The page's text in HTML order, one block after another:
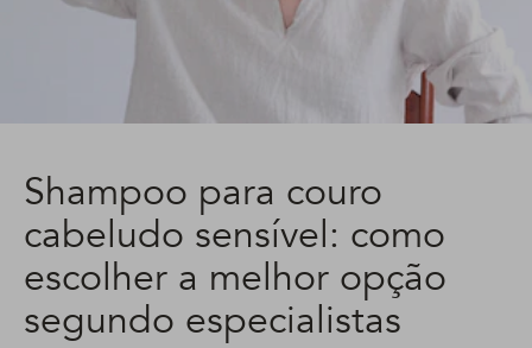
Shampoo para couro
cabeludo sensível: como
escolher a melhor opção
segundo especialistas